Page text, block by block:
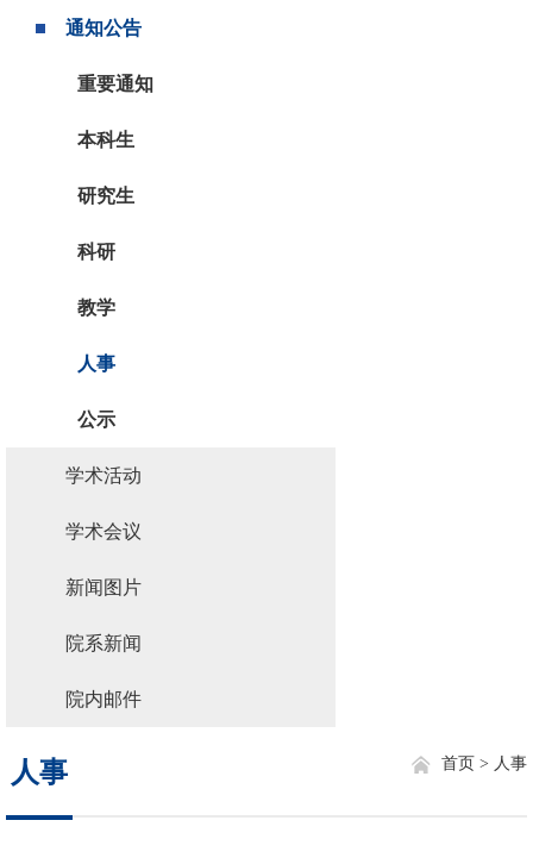
通知公告
重要通知
本科生
研究生
科研
教学
人事
公示
学术活动
学术会议
新闻图片
院系新闻
院内邮件
人事 人事
首页 >